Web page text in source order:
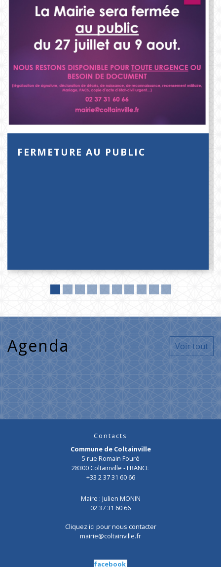
FERMETURE AU PUBLIC
Agenda Voir tout
Contacts
Commune de Coltainville
5 rue Romain Fouré
28300 Coltainville - FRANCE
+33 2 37 31 60 66
Maire : Julien MONIN
02 37 31 60 66
Cliquez ici pour nous contacter
mairie@coltainville.fr
facebook